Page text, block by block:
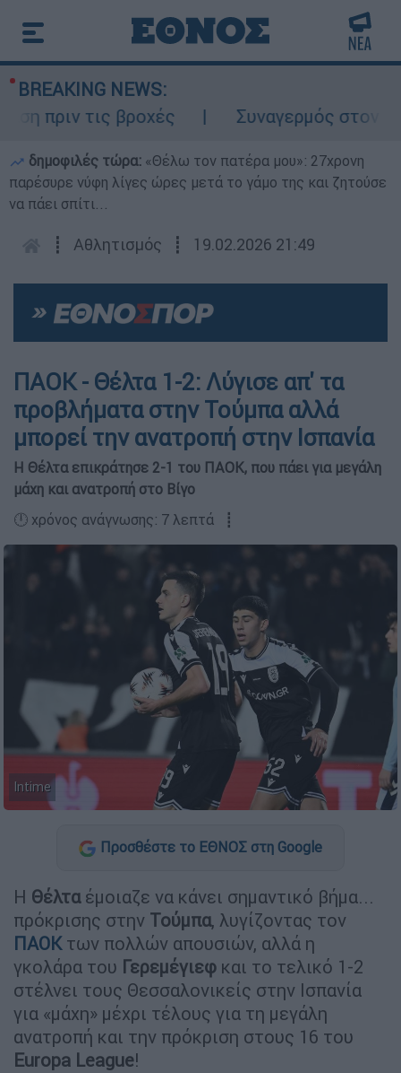
BREAKING NEWS:
τις βροχές
Συναγερμός στον
δημοφιλές τώρα: «Θέλω τον πατέρα μου»: 27χρονη
παρέσυρε νύφη λίγες ώρες μετά το γάμο της και ζητούσε
να πάει σπίτι...
┋ Αθλητισμός ┋ 19.02.2026 21:49
ΠΑΟΚ - Θέλτα 1-2: Λύγισε απ' τα
προβλήματα στην Τούμπα αλλά
μπορεί την ανατροπή στην Ισπανία
Η Θέλτα επικράτησε 2-1 του ΠΑΟΚ, που πάει για μεγάλη
μάχη και ανατροπή στο Βίγο
🕛 χρόνος ανάγνωσης: 7 λεπτά ┋
Intime
Προσθέστε το ΕΘΝΟΣ στη Google
Η Θέλταέμοιαζε να κάνει σημαντικό βήμα...
πρόκρισης στην Τούμπα, λυγίζοντας τον
ΠΑΟΚτων πολλών απουσιών, αλλά η
γκολάρα του Γερεμέγιεφ και το τελικό 1-2
στέλνει τους Θεσσαλονικείς στην Ισπανία
για «μάχη» μέχρι τέλους για τη μεγάλη
ανατροπή και την πρόκριση στους 16 του
Europa League!